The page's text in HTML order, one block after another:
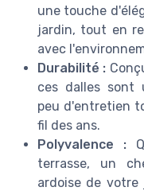
une touche
jardin, tout en
avec
Durabilité :
ces dalles sont
peu d'entretien
fil des ans.
Polyvalence :
terrasse, un
ardoise de votre